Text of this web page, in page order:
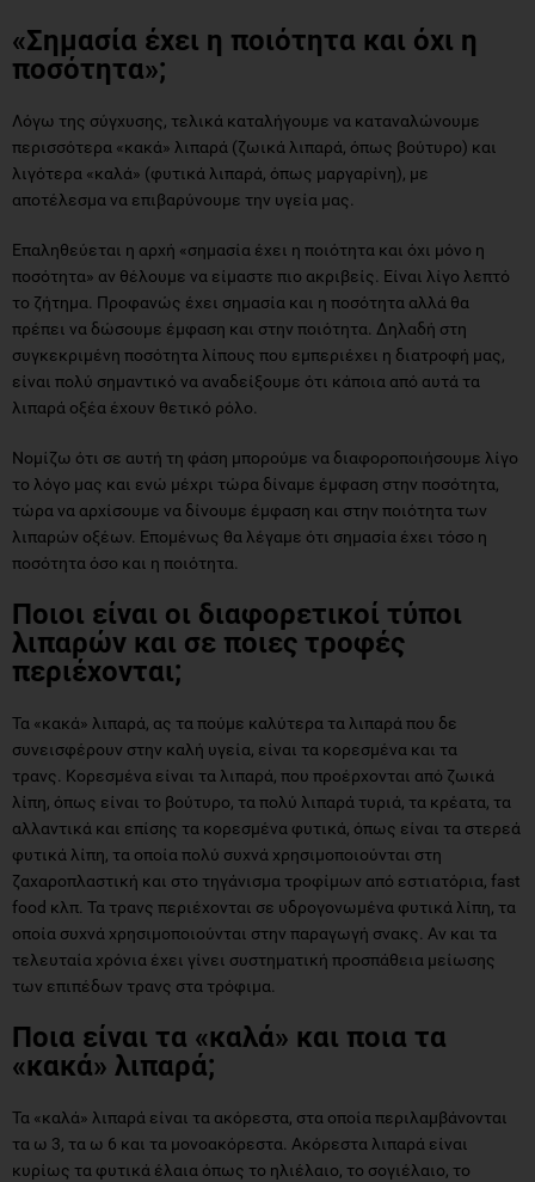
«Σημασία έχει η ποιότητα και όχι η
ποσότητα»;
Λόγω της σύγχυσης, τελικά καταλήγουμε να καταναλώνουμε
περισσότερα «κακά» λιπαρά (ζωικά λιπαρά, όπως βούτυρο) και
λιγότερα «καλά» (φυτικά λιπαρά, όπως μαργαρίνη), με
αποτέλεσμα να επιβαρύνουμε την υγεία μας.
Επαληθεύεται η αρχή «σημασία έχει η ποιότητα και όχι μόνο η
ποσότητα» αν θέλουμε να είμαστε πιο ακριβείς. Είναι λίγο λεπτό
το ζήτημα. Προφανώς έχει σημασία και η ποσότητα αλλά θα
πρέπει να δώσουμε έμφαση και στην ποιότητα. Δηλαδή στη
συγκεκριμένη ποσότητα λίπους που εμπεριέχει η διατροφή μας,
είναι πολύ σημαντικό να αναδείξουμε ότι κάποια από αυτά τα
λιπαρά οξέα έχουν θετικό ρόλο.
Νομίζω ότι σε αυτή τη φάση μπορούμε να διαφοροποιήσουμε λίγο
το λόγο μας και ενώ μέχρι τώρα δίναμε έμφαση στην ποσότητα,
τώρα να αρχίσουμε να δίνουμε έμφαση και στην ποιότητα των
λιπαρών οξέων. Επομένως θα λέγαμε ότι σημασία έχει τόσο η
ποσότητα όσο και η ποιότητα.
Ποιοι είναι οι διαφορετικοί τύποι
λιπαρών και σε ποιες τροφές
περιέχονται;
Τα «κακά» λιπαρά, ας τα πούμε καλύτερα τα λιπαρά που δε
συνεισφέρουν στην καλή υγεία, είναι τα κορεσμένα και τα
τρανς. Κορεσμένα είναι τα λιπαρά, που προέρχονται από ζωικά
λίπη, όπως είναι το βούτυρο, τα πολύ λιπαρά τυριά, τα κρέατα, τα
αλλαντικά και επίσης τα κορεσμένα φυτικά, όπως είναι τα στερεά
φυτικά λίπη, τα οποία πολύ συχνά χρησιμοποιούνται στη
ζαχαροπλαστική και στο τηγάνισμα τροφίμων από εστιατόρια, fast
food κλπ. Τα τρανς περιέχονται σε υδρογονωμένα φυτικά λίπη, τα
οποία συχνά χρησιμοποιούνται στην παραγωγή σνακς. Αν και τα
τελευταία χρόνια έχει γίνει συστηματική προσπάθεια μείωσης
των επιπέδων τρανς στα τρόφιμα.
Ποια είναι τα «καλά» και ποια τα
«κακά» λιπαρά;
Τα «καλά» λιπαρά είναι τα ακόρεστα, στα οποία περιλαμβάνονται
τα ω 3, τα ω 6 και τα μονοακόρεστα. Ακόρεστα λιπαρά είναι
κυρίως τα φυτικά έλαια όπως το ηλιέλαιο, το σογιέλαιο, το